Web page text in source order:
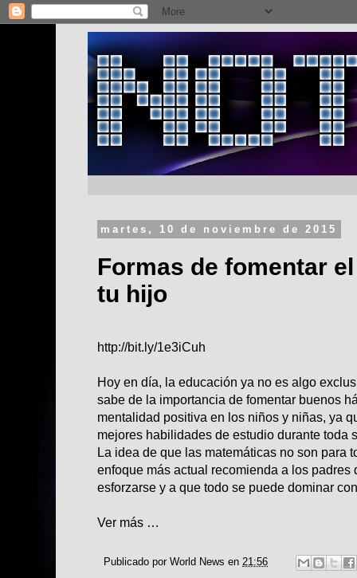
martes, 10 de noviembre de 2015
Formas de fomentar
tu hijo
http://bit.ly/1e3iCuh
Hoy en día, la educación ya no es algo
sabe de la importancia de fomentar buenos
mentalidad positiva en los niños y niñas, ya
mejores habilidades de estudio durante toda
La idea de que las matemáticas no son para
enfoque más actual recomienda a los
esforzarse y a que todo se puede dominar
Ver más …
Publicado por World News en 21:56